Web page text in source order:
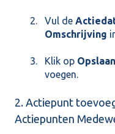
Vul de
Omschrijving
Klik op Opslaan
voegen.
2. Actiepunt
Actiepunten